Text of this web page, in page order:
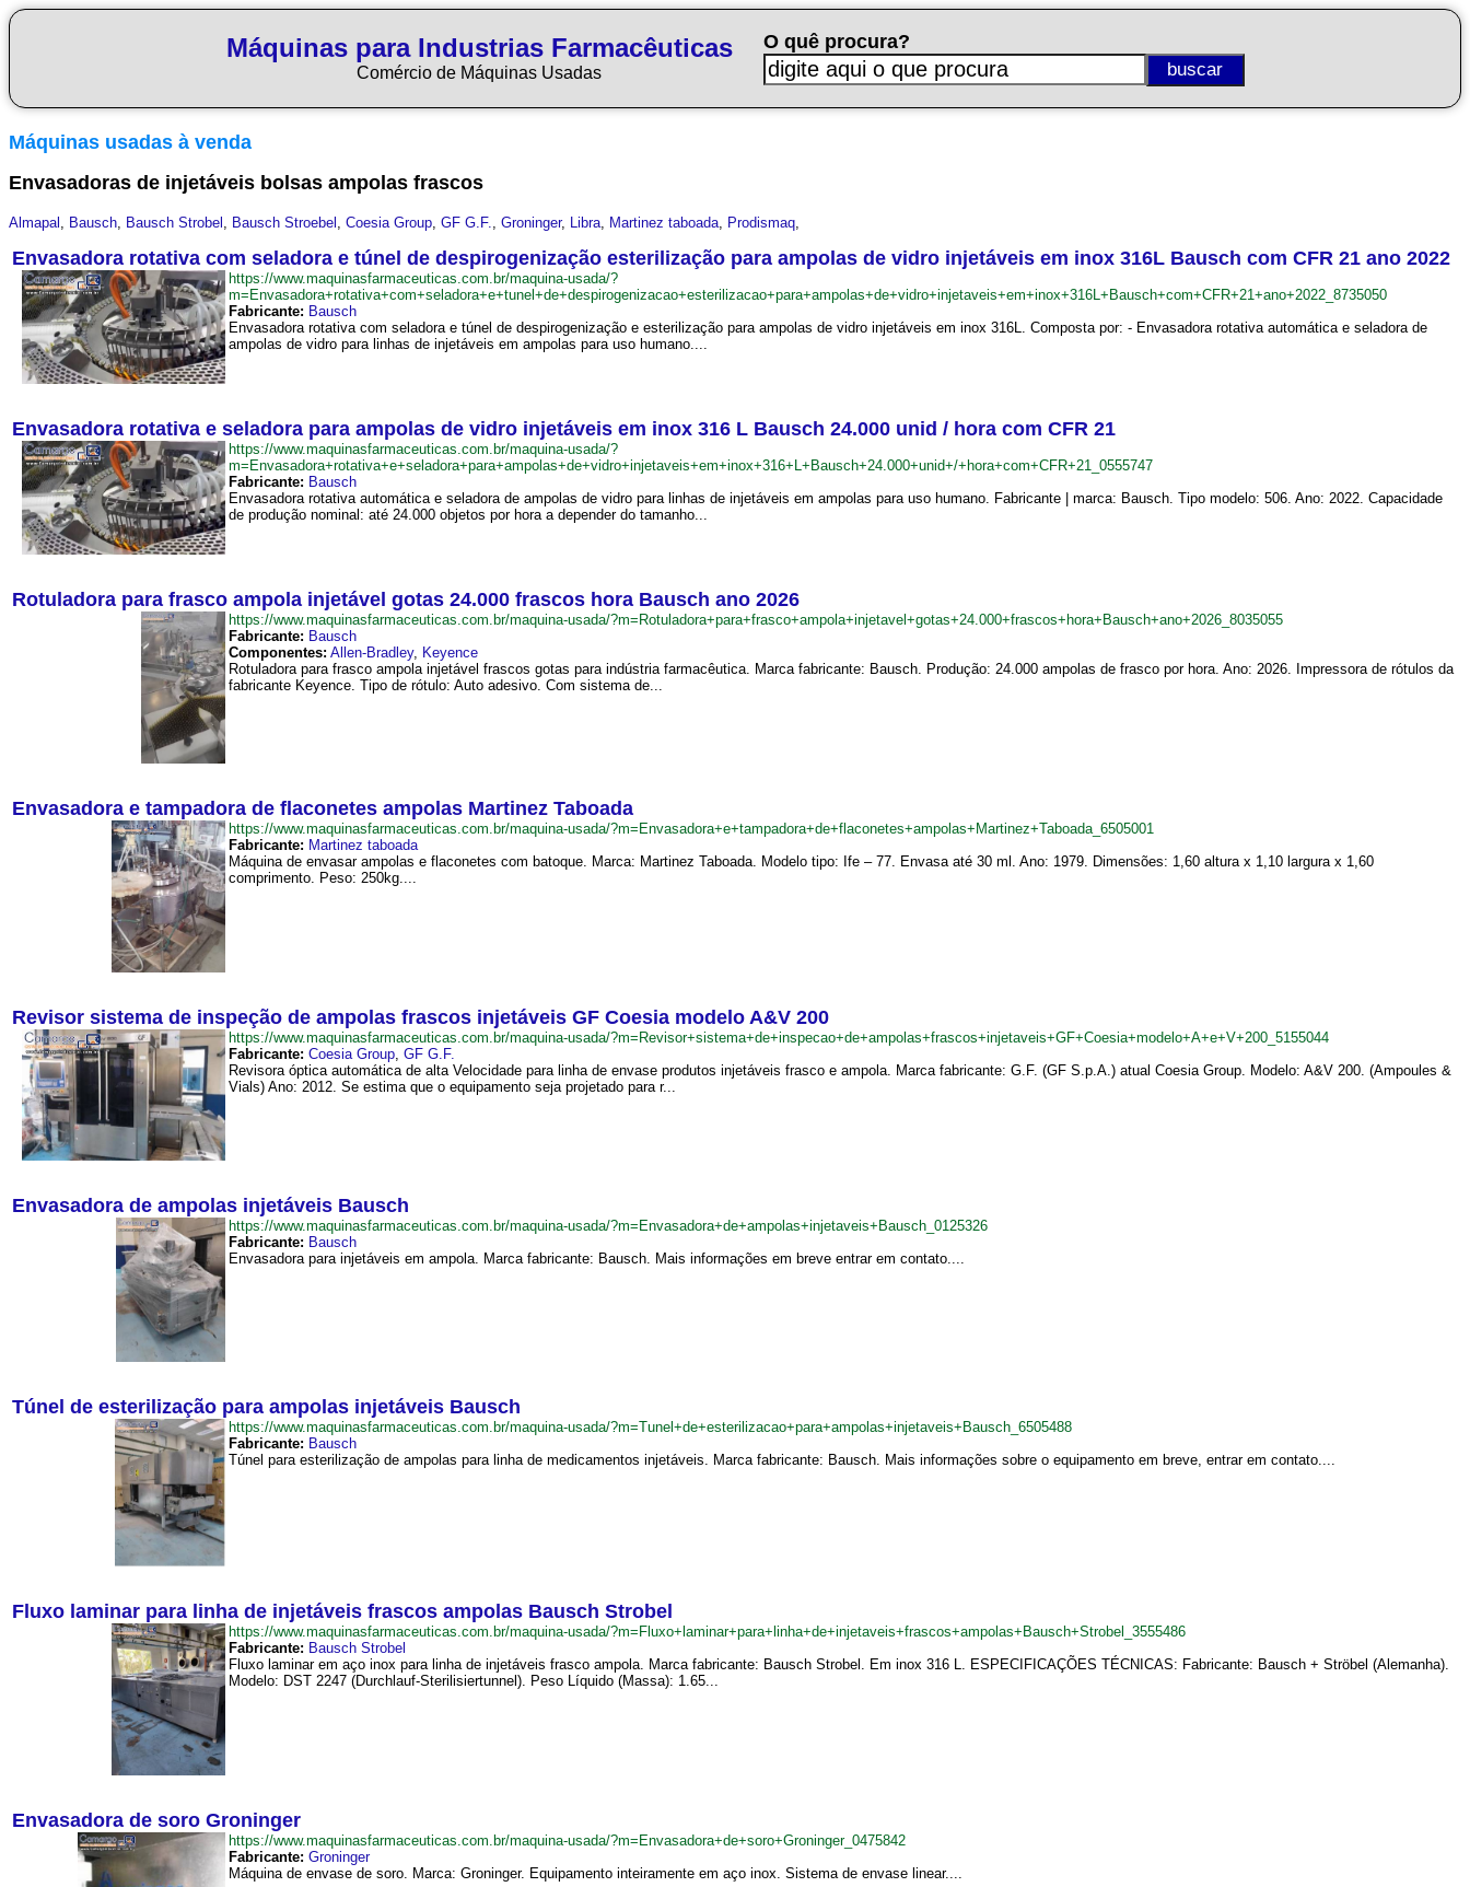
Máquinas para Industrias Farmacêuticas
Comércio de Máquinas Usadas
O quê procura?
Máquinas usadas à venda
Envasadoras de injetáveis bolsas ampolas frascos
Almapal , Bausch, Bausch Strobel , Bausch Stroebel , Coesia Group, GF G.F., Groninger, Libra, Martinez taboada, Prodismaq,
Envasadora rotativa com seladora e túnel de despirogenização esterilização para ampolas de vidro injetáveis em inox 316L Bausch com CFR 21 ano 2022
https://www.maquinasfarmaceuticas.com.br/maquina-usada/?
m=Envasadora+rotativa+com+seladora+e+tunel+de+despirogenizacao+esterilizacao+para+ampolas+de+vidro+injetaveis+em+inox+316L+Bausch+com+CFR+21+ano+2022_8735050
Fabricante: Bausch
Envasadora rotativa com seladora e túnel de despirogenização e esterilização para ampolas de vidro injetáveis em inox 316L. Composta por: - Envasadora rotativa automática e seladora de
ampolas de vidro para linhas de injetáveis em ampolas para uso humano....
Envasadora rotativa e seladora para ampolas de vidro injetáveis em inox 316 L Bausch 24.000 unid / hora com CFR 21
https://www.maquinasfarmaceuticas.com.br/maquina-usada/?
m=Envasadora+rotativa+e+seladora+para+ampolas+de+vidro+injetaveis+em+inox+316+L+Bausch+24.000+unid+/+hora+com+CFR+21_0555747
Fabricante: Bausch
Envasadora rotativa automática e seladora de ampolas de vidro para linhas de injetáveis em ampolas para uso humano. Fabricante | marca: Bausch. Tipo modelo: 506. Ano: 2022. Capacidade
de produção nominal: até 24.000 objetos por hora a depender do tamanho...
Rotuladora para frasco ampola injetável gotas 24.000 frascos hora Bausch ano 2026
https://www.maquinasfarmaceuticas.com.br/maquina-usada/?m=Rotuladora+para+frasco+ampola+injetavel+gotas+24.000+frascos+hora+Bausch+ano+2026_8035055
Fabricante: Bausch
Componentes: Allen-Bradley, Keyence
Rotuladora para frasco ampola injetável frascos gotas para indústria farmacêutica. Marca fabricante: Bausch. Produção: 24.000 ampolas de frasco por hora. Ano: 2026. Impressora de rótulos da
fabricante Keyence. Tipo de rótulo: Auto adesivo. Com sistema de...
Envasadora e tampadora de flaconetes ampolas Martinez Taboada
https://www.maquinasfarmaceuticas.com.br/maquina-usada/?m=Envasadora+e+tampadora+de+flaconetes+ampolas+Martinez+Taboada_6505001
Fabricante: Martinez taboada
Máquina de envasar ampolas e flaconetes com batoque. Marca: Martinez Taboada. Modelo tipo: Ife – 77. Envasa até 30 ml. Ano: 1979. Dimensões: 1,60 altura x 1,10 largura x 1,60
comprimento. Peso: 250kg....
Revisor sistema de inspeção de ampolas frascos injetáveis GF Coesia modelo A&V 200
https://www.maquinasfarmaceuticas.com.br/maquina-usada/?m=Revisor+sistema+de+inspecao+de+ampolas+frascos+injetaveis+GF+Coesia+modelo+A+e+V+200_5155044
Fabricante: Coesia Group, GF G.F.
Revisora óptica automática de alta Velocidade para linha de envase produtos injetáveis frasco e ampola. Marca fabricante: G.F. (GF S.p.A.) atual Coesia Group. Modelo: A&V 200. (Ampoules &
Vials) Ano: 2012. Se estima que o equipamento seja projetado para r...
Envasadora de ampolas injetáveis Bausch
https://www.maquinasfarmaceuticas.com.br/maquina-usada/?m=Envasadora+de+ampolas+injetaveis+Bausch_0125326
Fabricante: Bausch
Envasadora para injetáveis em ampola. Marca fabricante: Bausch. Mais informações em breve entrar em contato....
Túnel de esterilização para ampolas injetáveis Bausch
https://www.maquinasfarmaceuticas.com.br/maquina-usada/?m=Tunel+de+esterilizacao+para+ampolas+injetaveis+Bausch_6505488
Fabricante: Bausch
Túnel para esterilização de ampolas para linha de medicamentos injetáveis. Marca fabricante: Bausch. Mais informações sobre o equipamento em breve, entrar em contato....
Fluxo laminar para linha de injetáveis frascos ampolas Bausch Strobel
https://www.maquinasfarmaceuticas.com.br/maquina-usada/?m=Fluxo+laminar+para+linha+de+injetaveis+frascos+ampolas+Bausch+Strobel_3555486
Fabricante: Bausch Strobel
Fluxo laminar em aço inox para linha de injetáveis frasco ampola. Marca fabricante: Bausch Strobel. Em inox 316 L. ESPECIFICAÇÕES TÉCNICAS: Fabricante: Bausch + Ströbel (Alemanha).
Modelo: DST 2247 (Durchlauf-Sterilisiertunnel). Peso Líquido (Massa): 1.65...
Envasadora de soro Groninger
https://www.maquinasfarmaceuticas.com.br/maquina-usada/?m=Envasadora+de+soro+Groninger_0475842
Fabricante: Groninger
Máquina de envase de soro. Marca: Groninger. Equipamento inteiramente em aço inox. Sistema de envase linear....